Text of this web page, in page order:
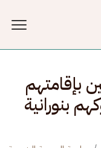
بإقامتهم
بنورانية